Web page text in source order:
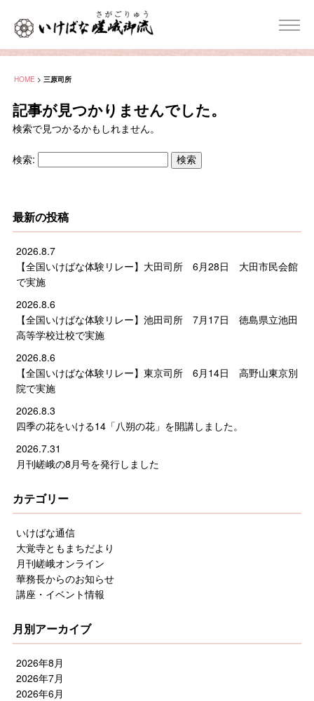
HOME > 三原司所
記事が見つかりませんでした。
検索で見つかるかもしれません。
検索:
最新の投稿
2026.8.7
【全国いけばな体験リレー】大田司所 6月28日 大田市民会館
で実施
2026.8.6
【全国いけばな体験リレー】池田司所 7月17日 徳島県立池田
高等学校辻校で実施
2026.8.6
【全国いけばな体験リレー】東京司所 6月14日 高野山東京別
院で実施
2026.8.3
四季の花をいける14「八朔の花」を開講しました。
2026.7.31
月刊嵯峨の8月号を発行しました
カテゴリー
いけばな通信
大覚寺ともまちだより
月刊嵯峨オンライン
華務長からのお知らせ
講座・イベント情報
月別アーカイブ
2026年8月
2026年7月
2026年6月